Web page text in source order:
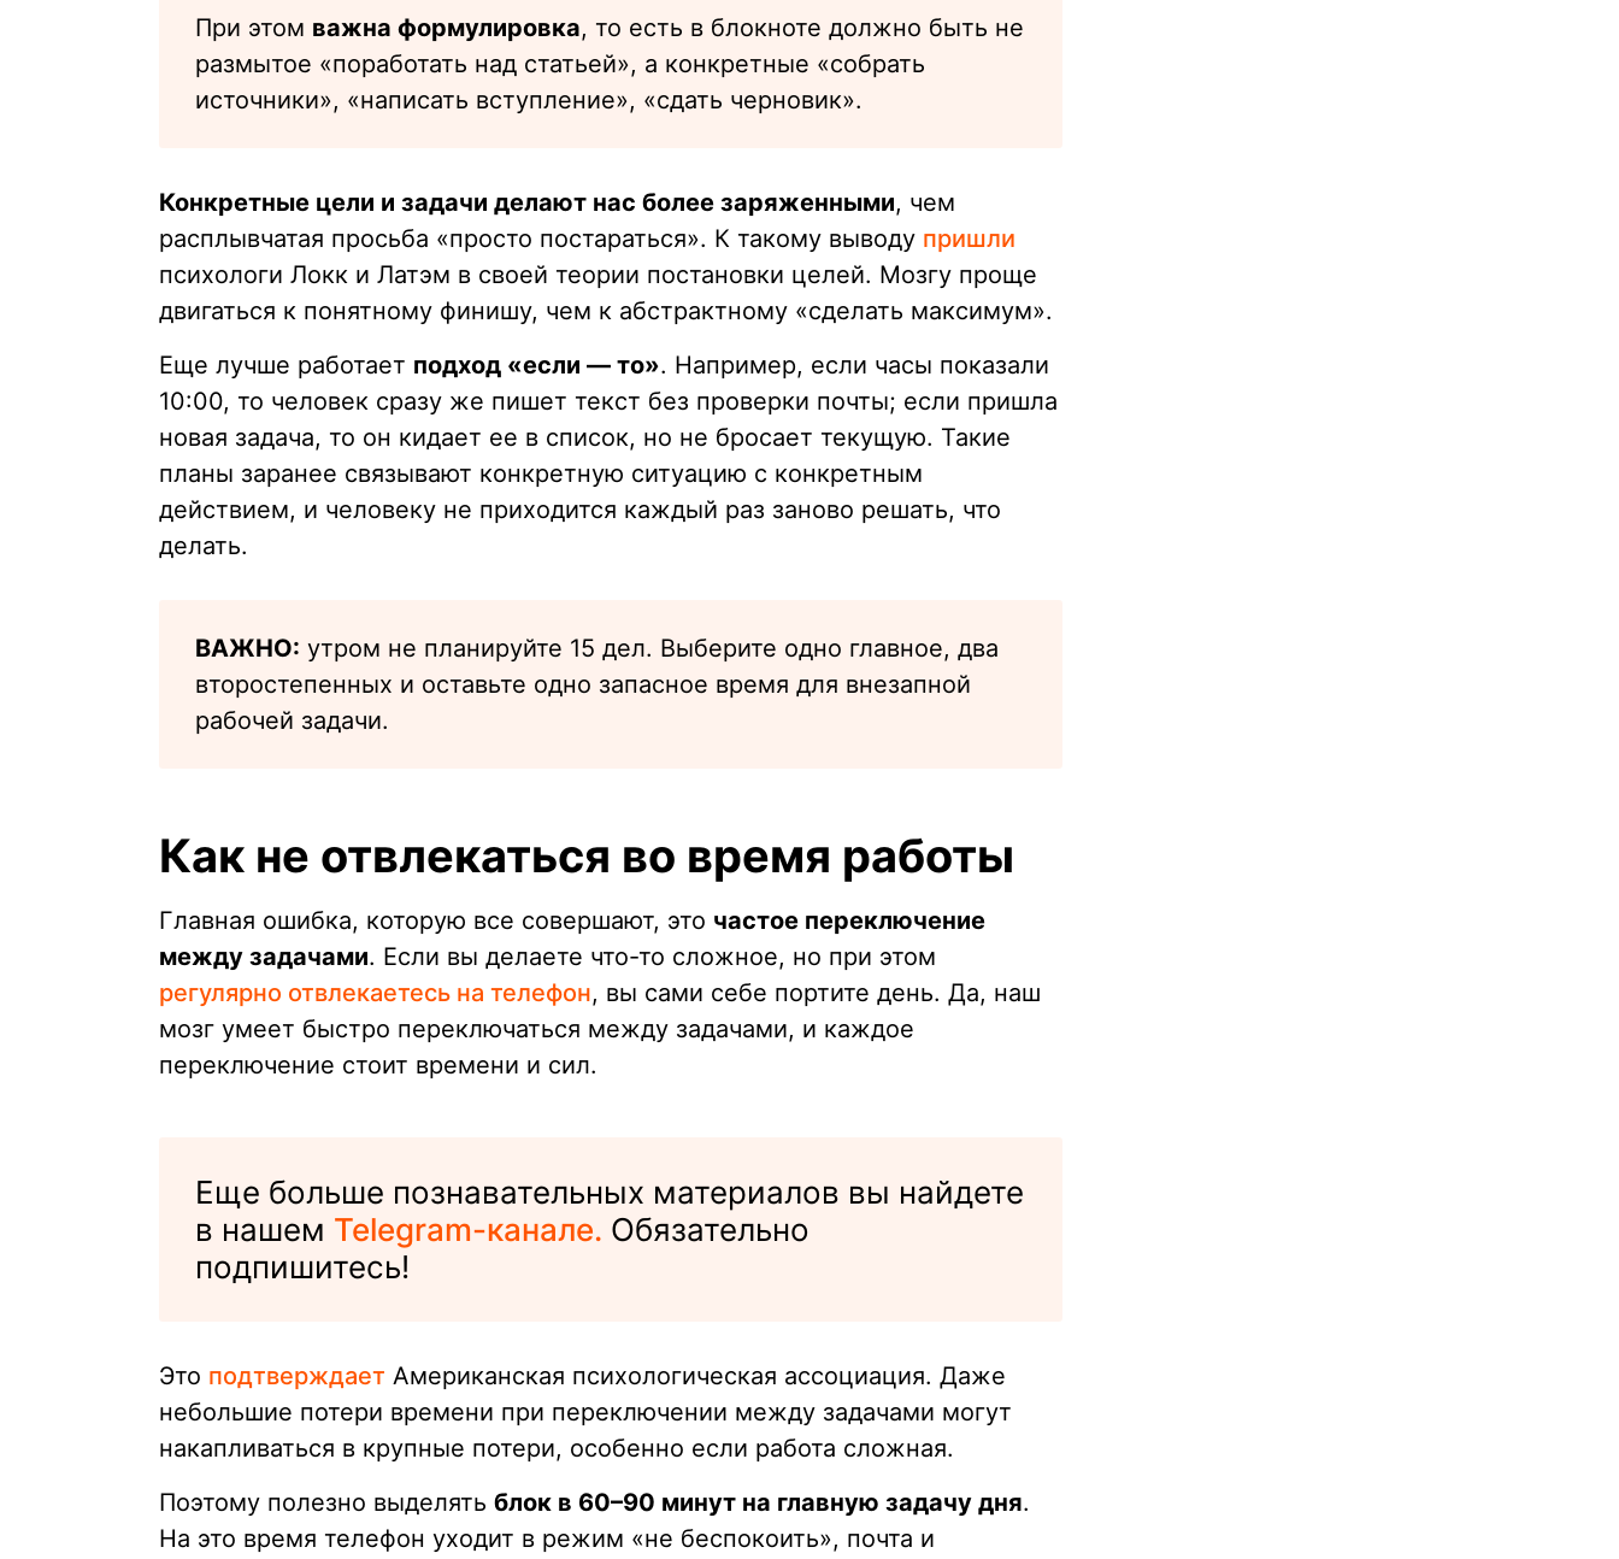
При этом важна формулировка, то есть в блокноте должно быть не
размытое «поработать над статьей», а конкретные «собрать
источники», «написать вступление», «сдать черновик».
Конкретные цели и задачи делают нас более заряженными, чем
расплывчатая просьба «просто постараться». К такому выводу пришли
психологи Локк и Латэм в своей теории постановки целей. Мозгу проще
двигаться к понятному финишу, чем к абстрактному «сделать максимум».
Еще лучше работает подход «если — то». Например, если часы показали
10:00, то человек сразу же пишет текст без проверки почты; если пришла
новая задача, то он кидает ее в список, но не бросает текущую. Такие
планы заранее связывают конкретную ситуацию с конкретным
действием, и человеку не приходится каждый раз заново решать, что
делать.
ВАЖНО: утром не планируйте 15 дел. Выберите одно главное, два
второстепенных и оставьте одно запасное время для внезапной
рабочей задачи.
Как не отвлекаться во время работы
Главная ошибка, которую все совершают, это частое переключение
между задачами. Если вы делаете что-то сложное, но при этом
регулярно отвлекаетесь на телефон, вы сами себе портите день. Да, наш
мозг умеет быстро переключаться между задачами, и каждое
переключение стоит времени и сил.
Еще больше познавательных материалов вы найдете
в нашем Telegram-канале. Обязательно
подпишитесь!
Это подтверждает Американская психологическая ассоциация. Даже
небольшие потери времени при переключении между задачами могут
накапливаться в крупные потери, особенно если работа сложная.
Поэтому полезно выделять блок в 60–90 минут на главную задачу дня.
На это время телефон уходит в режим «не беспокоить», почта и